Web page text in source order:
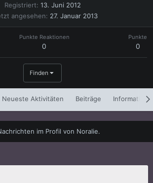
Registriert 13. Juni 2012
angesehen
27. Januar 2013
Punkte Reaktionen
0
Punkte
0
Finden
Neueste Aktivitäten Beiträge
im Profil von Noralie.